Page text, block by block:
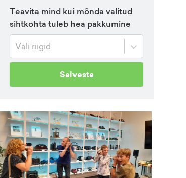
Teavita mind kui mõnda valitud
sihtkohta tuleb hea pakkumine
Vali riigid
Salvesta